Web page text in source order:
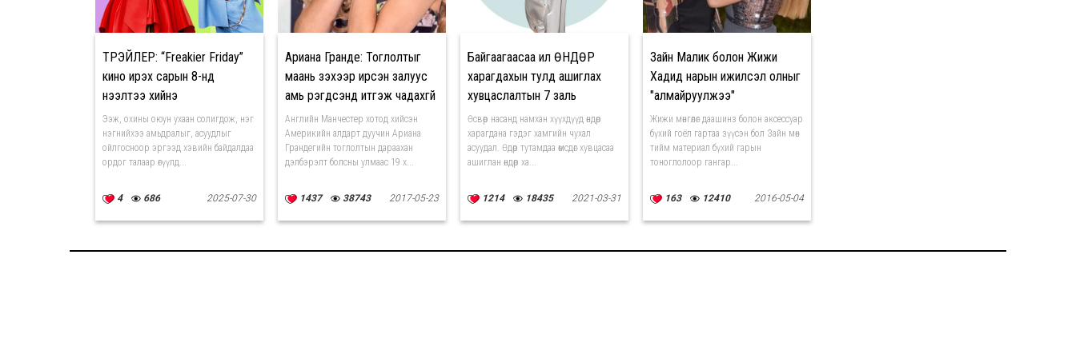
ТРЭЙЛЕР: “Freakier Friday”
кино ирэх сарын 8-нд
нээлтээ хийнэ
Ээж, охины оюун ухаан солигдож, нэг
нэгнийхээ амьдралыг, асуудлыг
ойлгосноор эргээд хэвийн байдалдаа
ордог талаар өгүүлд...
4 686 2025-07-30
Ариана Гранде: Тоглолтыг
маань үзэхээр ирсэн залуус
амь үрэгдсэнд итгэж чадахгүй
нь
Английн Манчестер хотод хийсэн
Америкийн алдарт дуучин Ариана
Грандегийн тоглолтын дараахан
дэлбэрэлт болсны улмаас 19 х...
1437 38743 2017-05-23
Байгаагаасаа илүү ӨНДӨР
харагдахын тулд ашиглах
хувцаслалтын 7 заль
Өсвөр насанд намхан хүүхдүүд өндөр
харагдана гэдэг хамгийн чухал
асуудал. Өдөр тутамдаа өмсдөг хувцасаа
ашиглан өндөр ха...
1214 18435 2021-03-31
Зайн Малик болон Жижи
Хадид нарын ижилсэл олныг
"алмайруулжээ"
Жижи мөнгөлөг даашинз болон аксессуар
бүхий гоёл гартаа зүүсэн бол Зайн мөн
тийм материал бүхий гарын
тоноглолоор гангар...
163 12410 2016-05-04